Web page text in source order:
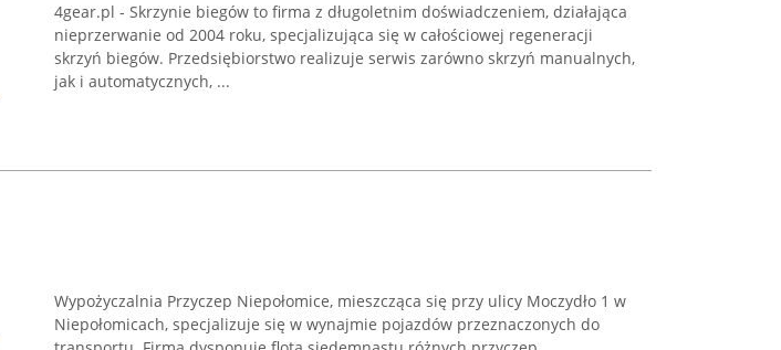
4gear.pl - Skrzynie biegów to firma z długoletnim doświadczeniem, działająca
nieprzerwanie od 2004 roku, specjalizująca się w całościowej regeneracji
skrzyń biegów. Przedsiębiorstwo realizuje serwis zarówno skrzyń manualnych,
jak i automatycznych, ...
Wypożyczalnia Przyczep Niepołomice, mieszcząca się przy ulicy Moczydło 1 w
Niepołomicach, specjalizuje się w wynajmie pojazdów przeznaczonych do